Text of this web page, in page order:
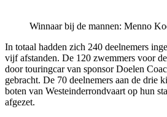
Winnaar bij de mannen: Menno
In totaal hadden zich 240 deelnemers
vijf afstanden. De 120 zwemmers voor
door touringcar van sponsor Doelen
gebracht. De 70 deelnemers aan de drie
boten van Westeinderrondvaart op hun
afgezet.